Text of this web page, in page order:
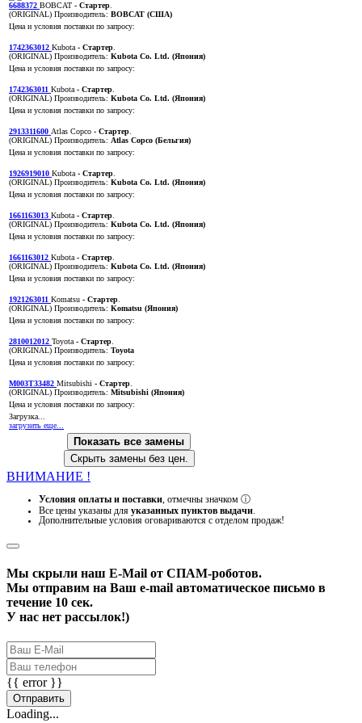
6688372 BOBCAT - Стартер.
(ORIGINAL) Производитель: BOBCAT (США)
Цена и условия поставки по запросу:
1742363012 Kubota- Стартер.
(ORIGINAL) Производитель: Kubota Co. Ltd. (Япония)
Цена и условия поставки по запросу:
1742363011 Kubota- Стартер.
(ORIGINAL) Производитель: Kubota Co. Ltd. (Япония)
Цена и условия поставки по запросу:
2913311600 Atlas Copco - Стартер.
(ORIGINAL) Производитель: Atlas Copco (Бельгия)
Цена и условия поставки по запросу:
1926919010 Kubota- Стартер.
(ORIGINAL) Производитель: Kubota Co. Ltd. (Япония)
Цена и условия поставки по запросу:
1661163013 Kubota- Стартер.
(ORIGINAL) Производитель: Kubota Co. Ltd. (Япония)
Цена и условия поставки по запросу:
1661163012 Kubota- Стартер.
(ORIGINAL) Производитель: Kubota Co. Ltd. (Япония)
Цена и условия поставки по запросу:
1921263011 Komatsu - Стартер.
(ORIGINAL) Производитель: Komatsu (Япония)
Цена и условия поставки по запросу:
2810012012 Toyota- Стартер.
(ORIGINAL) Производитель: Toyota
Цена и условия поставки по запросу:
M003T33482 Mitsubishi - Стартер.
(ORIGINAL) Производитель: Mitsubishi (Япония)
Цена и условия поставки по запросу:
Загрузка...
загрузить еще...
Показать все замены
Скрыть замены без цен.
ВНИМАНИЕ !
Условия оплаты и поставки , отмечны значком ⓘ
Все цены указаны для указанных пунктов выдачи
Дополнительные условия оговариваются с отделом продаж!
Мы скрыли наш E-Mail от СПАМ-роботов.
Мы отправим на Ваш e-mail автоматическое письмо в
течение 10 сек.
У нас нет рассылок!)
{{ error }}
Отправить
Loading...